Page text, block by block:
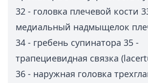
32 - головка плечевой кости
медиальный надмыщелок
34 - гребень супинатора 35 -
трапециевидная связка
36 - наружная головка